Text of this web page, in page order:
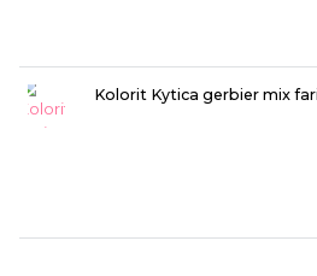
Kolorit Kytica gerbier mix